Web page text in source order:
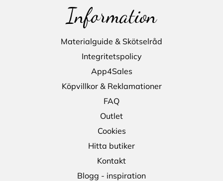
Information
Materialguide & Skötselråd
Integritetspolicy
App4Sales
Köpvillkor & Reklamationer
FAQ
Outlet
Cookies
Hitta butiker
Kontakt
Blogg - inspiration